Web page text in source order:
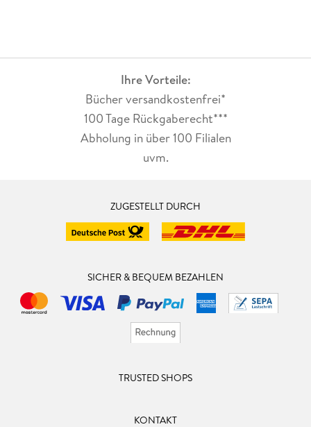
Ihre Vorteile:
Bücher versandkostenfrei*
100 Tage Rückgaberecht***
Abholung in über 100 Filialen
uvm.
ZUGESTELLT DURCH
SICHER & BEQUEM BEZAHLEN
TRUSTED SHOPS
KONTAKT